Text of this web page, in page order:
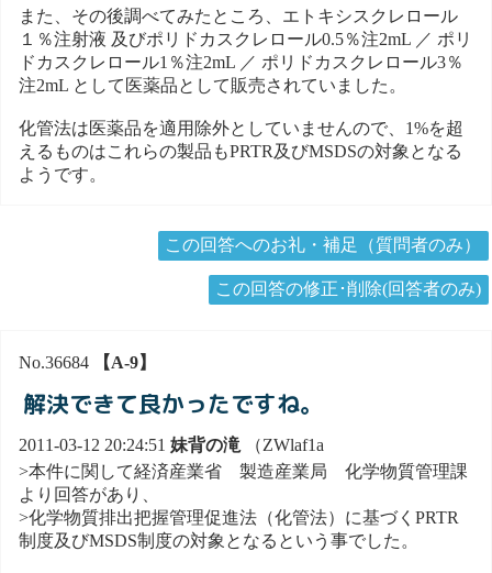
また、その後調べてみたところ、エトキシスクレロール
１％注射液 及びポリドカスクレロール0.5％注2mL ／ ポリ
ドカスクレロール1％注2mL ／ ポリドカスクレロール3％
注2mL として医薬品として販売されていました。
化管法は医薬品を適用除外としていませんので、1%を超
えるものはこれらの製品もPRTR及びMSDSの対象となる
ようです。
この回答へのお礼・補足（質問者のみ）
この回答の修正･削除(回答者のみ)
No.36684 【A-9】
解決できて良かったですね。
2011-03-12 20:24:51 妹背の滝 （ZWlaf1a
>本件に関して経済産業省 製造産業局 化学物質管理課
より回答があり、
>化学物質排出把握管理促進法（化管法）に基づくPRTR
制度及びMSDS制度の対象となるという事でした。